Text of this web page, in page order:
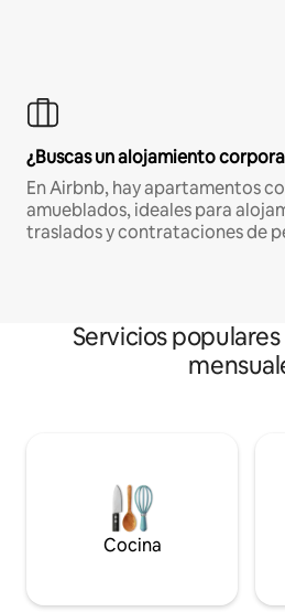
¿Buscas un alojamiento
En Airbnb, hay apartamentos
amueblados, ideales para
traslados y contrataciones de
Servicios
Cocina